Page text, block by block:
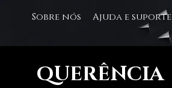
Sobre nós Ajuda e suporte
QUERÊNCIA